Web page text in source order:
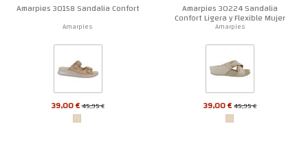
Amarpies 30158 Sandalia Confort
Amarpies
39,00 €45,95 €
Amarpies 30224 Sandalia
Confort Ligera y Flexible Mujer
Amarpies
39,00 €45,95 €